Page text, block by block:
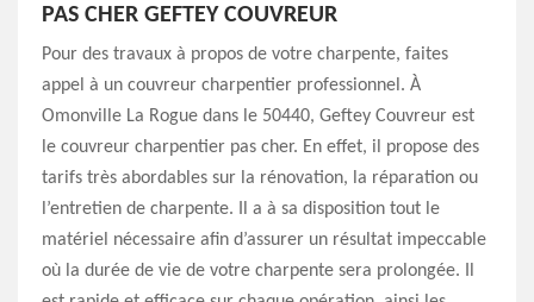
PAS CHER GEFTEY COUVREUR
Pour des travaux à propos de votre charpente, faites
appel à un couvreur charpentier professionnel. À
Omonville La Rogue dans le 50440, Geftey Couvreur est
le couvreur charpentier pas cher. En effet, il propose des
tarifs très abordables sur la rénovation, la réparation ou
l’entretien de charpente. Il a à sa disposition tout le
matériel nécessaire afin d’assurer un résultat impeccable
où la durée de vie de votre charpente sera prolongée. Il